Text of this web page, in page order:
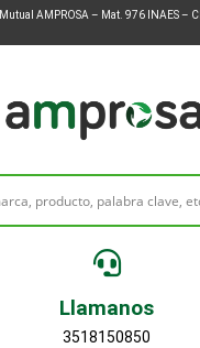
Mutual AMPROSA – Mat. 976 INAES –
Llamanos
3518150850